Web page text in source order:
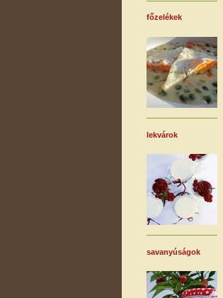
főzelékek
lekvárok
savanyúságok